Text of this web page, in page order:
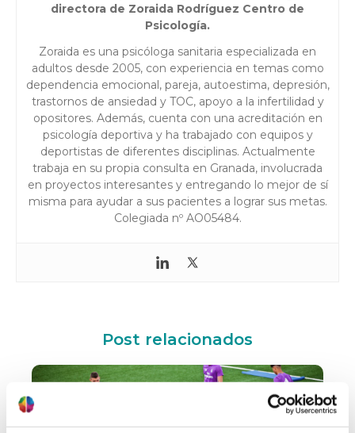
directora de Zoraida Rodríguez Centro de
Psicología.
Zoraida es una psicóloga sanitaria especializada en
adultos desde 2005, con experiencia en temas como
dependencia emocional, pareja, autoestima, depresión,
trastornos de ansiedad y TOC, apoyo a la infertilidad y
opositores. Además, cuenta con una acreditación en
psicología deportiva y ha trabajado con equipos y
deportistas de diferentes disciplinas. Actualmente
trabaja en su propia consulta en Granada, involucrada
en proyectos interesantes y entregando lo mejor de sí
misma para ayudar a sus pacientes a lograr sus metas.
Colegiada nº AO05484.
Post relacionados